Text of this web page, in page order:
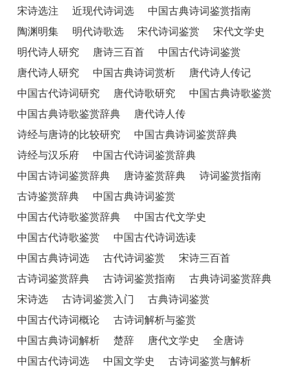
宋诗选注
近现代诗词选
中国古典诗词鉴赏指南
陶渊明集
明代诗歌选 宋代诗词鉴赏
宋代文学史
明代诗人研究
唐诗三百首
中国古代诗词鉴赏
唐代诗人研究
中国古典诗词赏析
唐代诗人传记
中国古代诗词研究
唐代诗歌研究
中国古典诗歌鉴赏
中国古典诗歌鉴赏辞典
唐代诗人传
诗经与唐诗的比较研究
中国古典诗词鉴赏辞典
诗经与汉乐府
中国古代诗词鉴赏辞典
中国古诗词鉴赏辞典
唐诗鉴赏辞典
诗词鉴赏指南
古诗鉴赏辞典
中国古典诗词鉴赏
中国古代诗歌鉴赏辞典
中国古代文学史
中国古代诗歌鉴赏
中国古代诗词选读
中国古典诗词选
古代诗词鉴赏
宋诗三百首
古诗词鉴赏辞典
古诗词鉴赏指南
古典诗词鉴赏辞典
宋诗选
古诗词鉴赏入门
古典诗词鉴赏
中国古代诗词概论
古诗词解析与鉴赏
中国古典诗词解析
楚辞 唐代文学史
全唐诗
中国古代诗词选
中国文学史
古诗词鉴赏与解析